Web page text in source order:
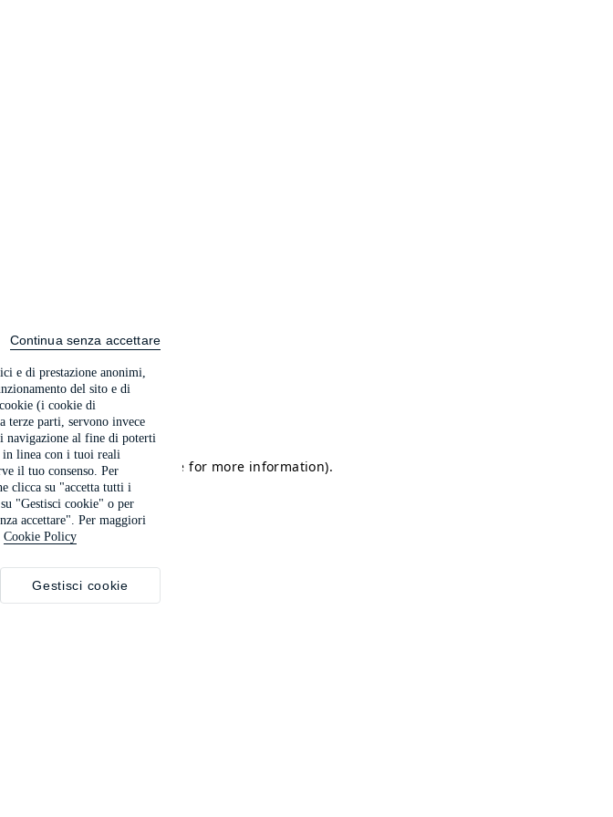
(see the browser console for more information).
e di prestazione anonimi,
del sito e di
(i cookie di
terze parti, servono invece
navigazione al fine di poterti
linea con i tuoi reali
il tuo consenso. Per
clicca su "accetta tutti i
"Gestisci cookie" o per
accettare". Per maggiori
Cookie Policy
Gestisci cookie
Continua senza accettare